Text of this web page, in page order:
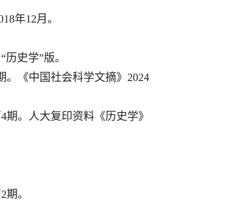
年12月。
史学”版。
。《中国社会科学文摘》2024
。人大复印资料《历史学》
。